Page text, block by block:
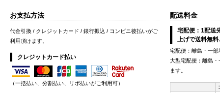
お支払方法
代金引換 / クレジットカード / 銀行振込 / コンビニ後払いがご
利用頂けます。
クレジットカード払い
（一括払い、分割払い、リボ払いがご利用可）
配送料金
宅配便：1配送
上げで送料無
宅配便：離島・一
大型宅配便：離島
ます。